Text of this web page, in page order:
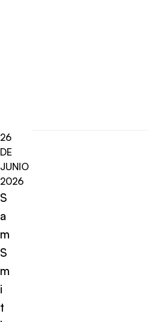
26
DE
JUNIO
2026
S
a
m
S
m
i
t